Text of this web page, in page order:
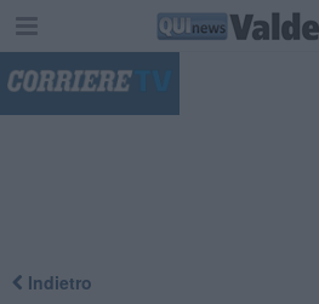
Indietro